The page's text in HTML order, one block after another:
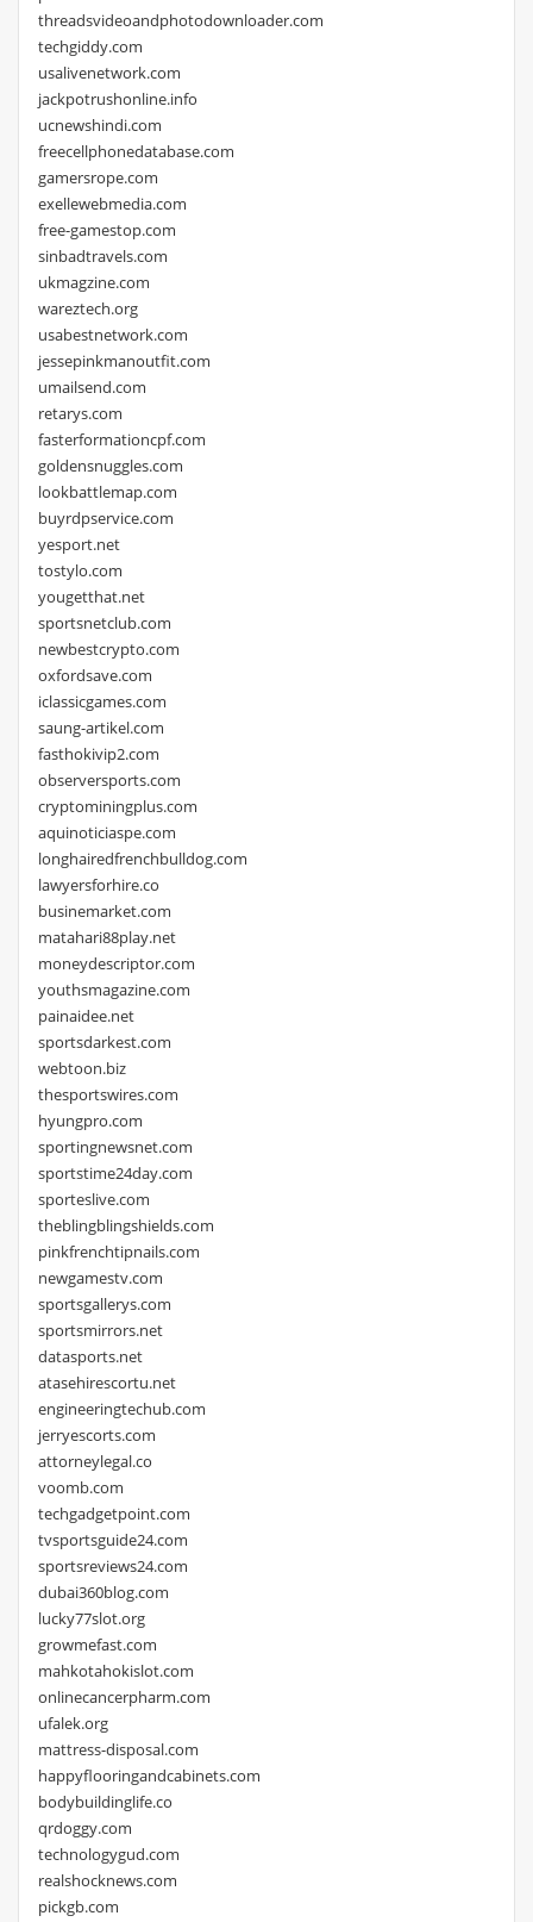
threadsvideoandphotodownloader.com
techgiddy.com
usalivenetwork.com
jackpotrushonline.info
ucnewshindi.com
freecellphonedatabase.com
gamersrope.com
exellewebmedia.com
free-gamestop.com
sinbadtravels.com
ukmagzine.com
wareztech.org
usabestnetwork.com
jessepinkmanoutfit.com
umailsend.com
retarys.com
fasterformationcpf.com
goldensnuggles.com
lookbattlemap.com
buyrdpservice.com
yesport.net
tostylo.com
yougetthat.net
sportsnetclub.com
newbestcrypto.com
oxfordsave.com
iclassicgames.com
saung-artikel.com
fasthokivip2.com
observersports.com
cryptominingplus.com
aquinoticiaspe.com
longhairedfrenchbulldog.com
lawyersforhire.co
businemarket.com
matahari88play.net
moneydescriptor.com
youthsmagazine.com
painaidee.net
sportsdarkest.com
webtoon.biz
thesportswires.com
hyungpro.com
sportingnewsnet.com
sportstime24day.com
sporteslive.com
theblingblingshields.com
pinkfrenchtipnails.com
newgamestv.com
sportsgallerys.com
sportsmirrors.net
datasports.net
atasehirescortu.net
engineeringtechub.com
jerryescorts.com
attorneylegal.co
voomb.com
techgadgetpoint.com
tvsportsguide24.com
sportsreviews24.com
dubai360blog.com
lucky77slot.org
growmefast.com
mahkotahokislot.com
onlinecancerpharm.com
ufalek.org
mattress-disposal.com
happyflooringandcabinets.com
bodybuildinglife.co
qrdoggy.com
technologygud.com
realshocknews.com
pickgb.com